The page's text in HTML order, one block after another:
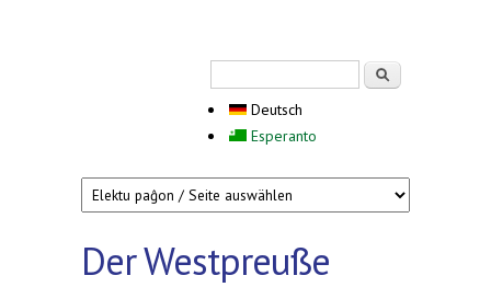
Deutsch
Esperanto
Der Westpreuße